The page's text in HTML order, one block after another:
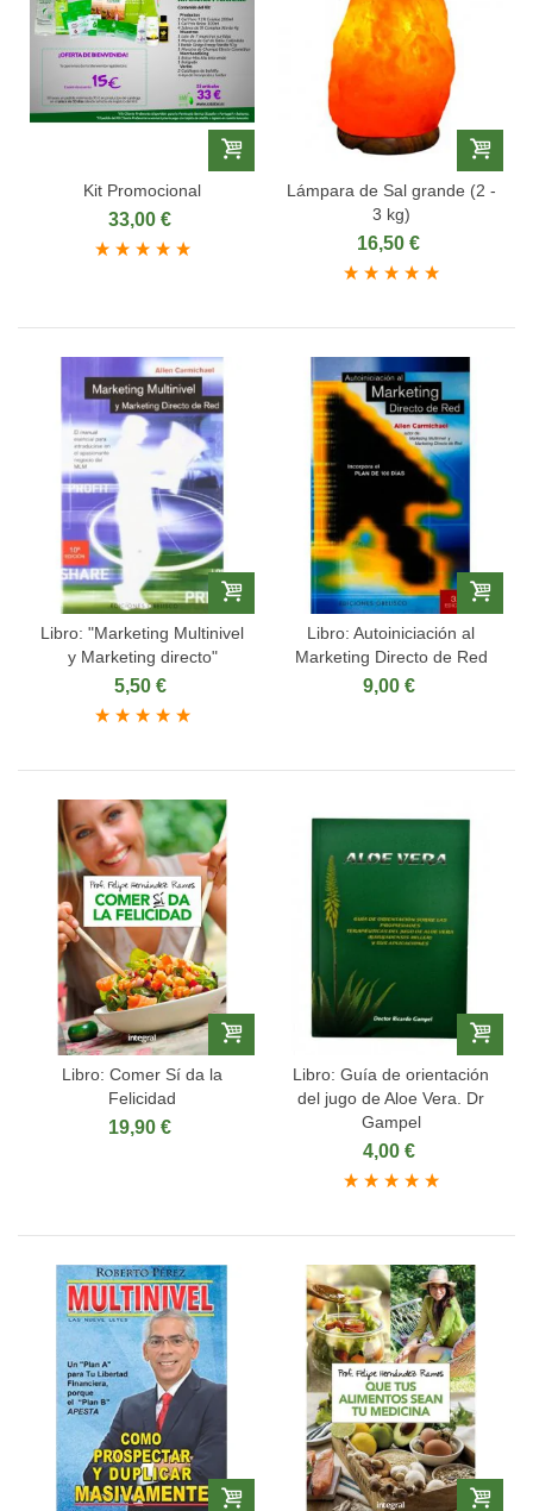
Kit Promocional
33,00 €
Lámpara de Sal grande (2 -
3 kg)
16,50 €
Libro: "Marketing Multinivel
y Marketing directo"
5,50 €
Libro: Autoiniciación al
Marketing Directo de Red
9,00 €
Libro: Comer Sí da la
Felicidad
19,90 €
Libro: Guía de orientación
del jugo de Aloe Vera. Dr
Gampel
4,00 €